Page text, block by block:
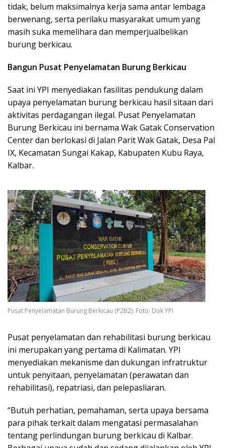
tidak, belum maksimalnya kerja sama antar lembaga
berwenang, serta perilaku masyarakat umum yang
masih suka memelihara dan memperjualbelikan
burung berkicau.
Bangun Pusat Penyelamatan Burung Berkicau
Saat ini YPI menyediakan fasilitas pendukung dalam
upaya penyelamatan burung berkicau hasil sitaan dari
aktivitas perdagangan ilegal. Pusat Penyelamatan
Burung Berkicau ini bernama Wak Gatak Conservation
Center dan berlokasi di Jalan Parit Wak Gatak, Desa Pal
IX, Kecamatan Sungai Kakap, Kabupaten Kubu Raya,
Kalbar.
Pusat Penyelamatan Burung Berkicau (P2B2). Foto: Dok YPI
Pusat penyelamatan dan rehabilitasi burung berkicau
ini merupakan yang pertama di Kalimatan. YPI
menyediakan mekanisme dan dukungan infratruktur
untuk penyitaan, penyelamatan (perawatan dan
rehabilitasi), repatriasi, dan pelepasliaran.
“Butuh perhatian, pemahaman, serta upaya bersama
para pihak terkait dalam mengatasi permasalahan
tentang perlindungan burung berkicau di Kalbar.